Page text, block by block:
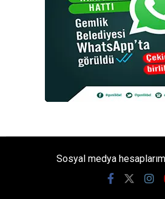
Sosyal medya